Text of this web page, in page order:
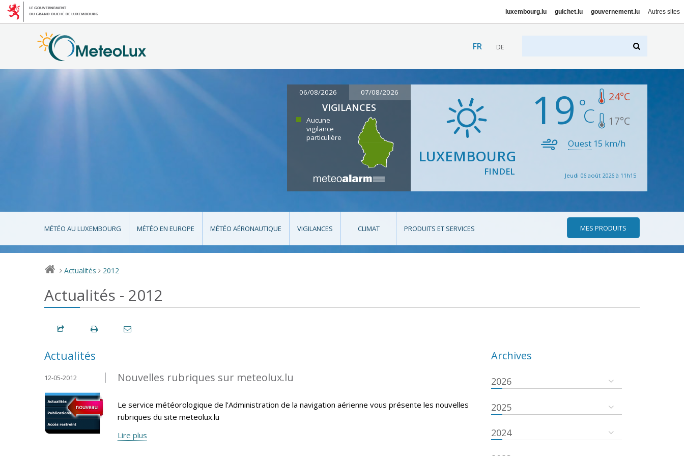
luxembourg.lu guichet.lu gouvernement.lu Autres sites
FR DE
06/08/2026 07/08/2026
VIGILANCES
Aucune
vigilance
particulière
LUXEMBOURG
FINDEL
19 24°C
17°C
Ouest 15 km/h
Jeudi 06 août 2026 à 11h15
MÉTÉO AU LUXEMBOURG MÉTÉO EN EUROPE MÉTÉO AÉRONAUTIQUE VIGILANCES CLIMAT PRODUITS ET SERVICES MES PRODUITS
> Actualités > 2012
Actualités - 2012
Actualités
Nouvelles rubriques sur meteolux.lu
12-05-2012
Le service météorologique de l’Administration de la navigation aérienne vous présente les nouvelles
rubriques du site meteolux.lu
Lire plus
Archives
2026
2025
2024